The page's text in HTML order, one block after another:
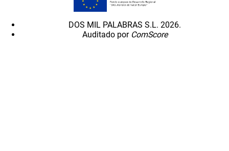
DOS MIL PALABRAS S.L. 2026.
Auditado por ComScore